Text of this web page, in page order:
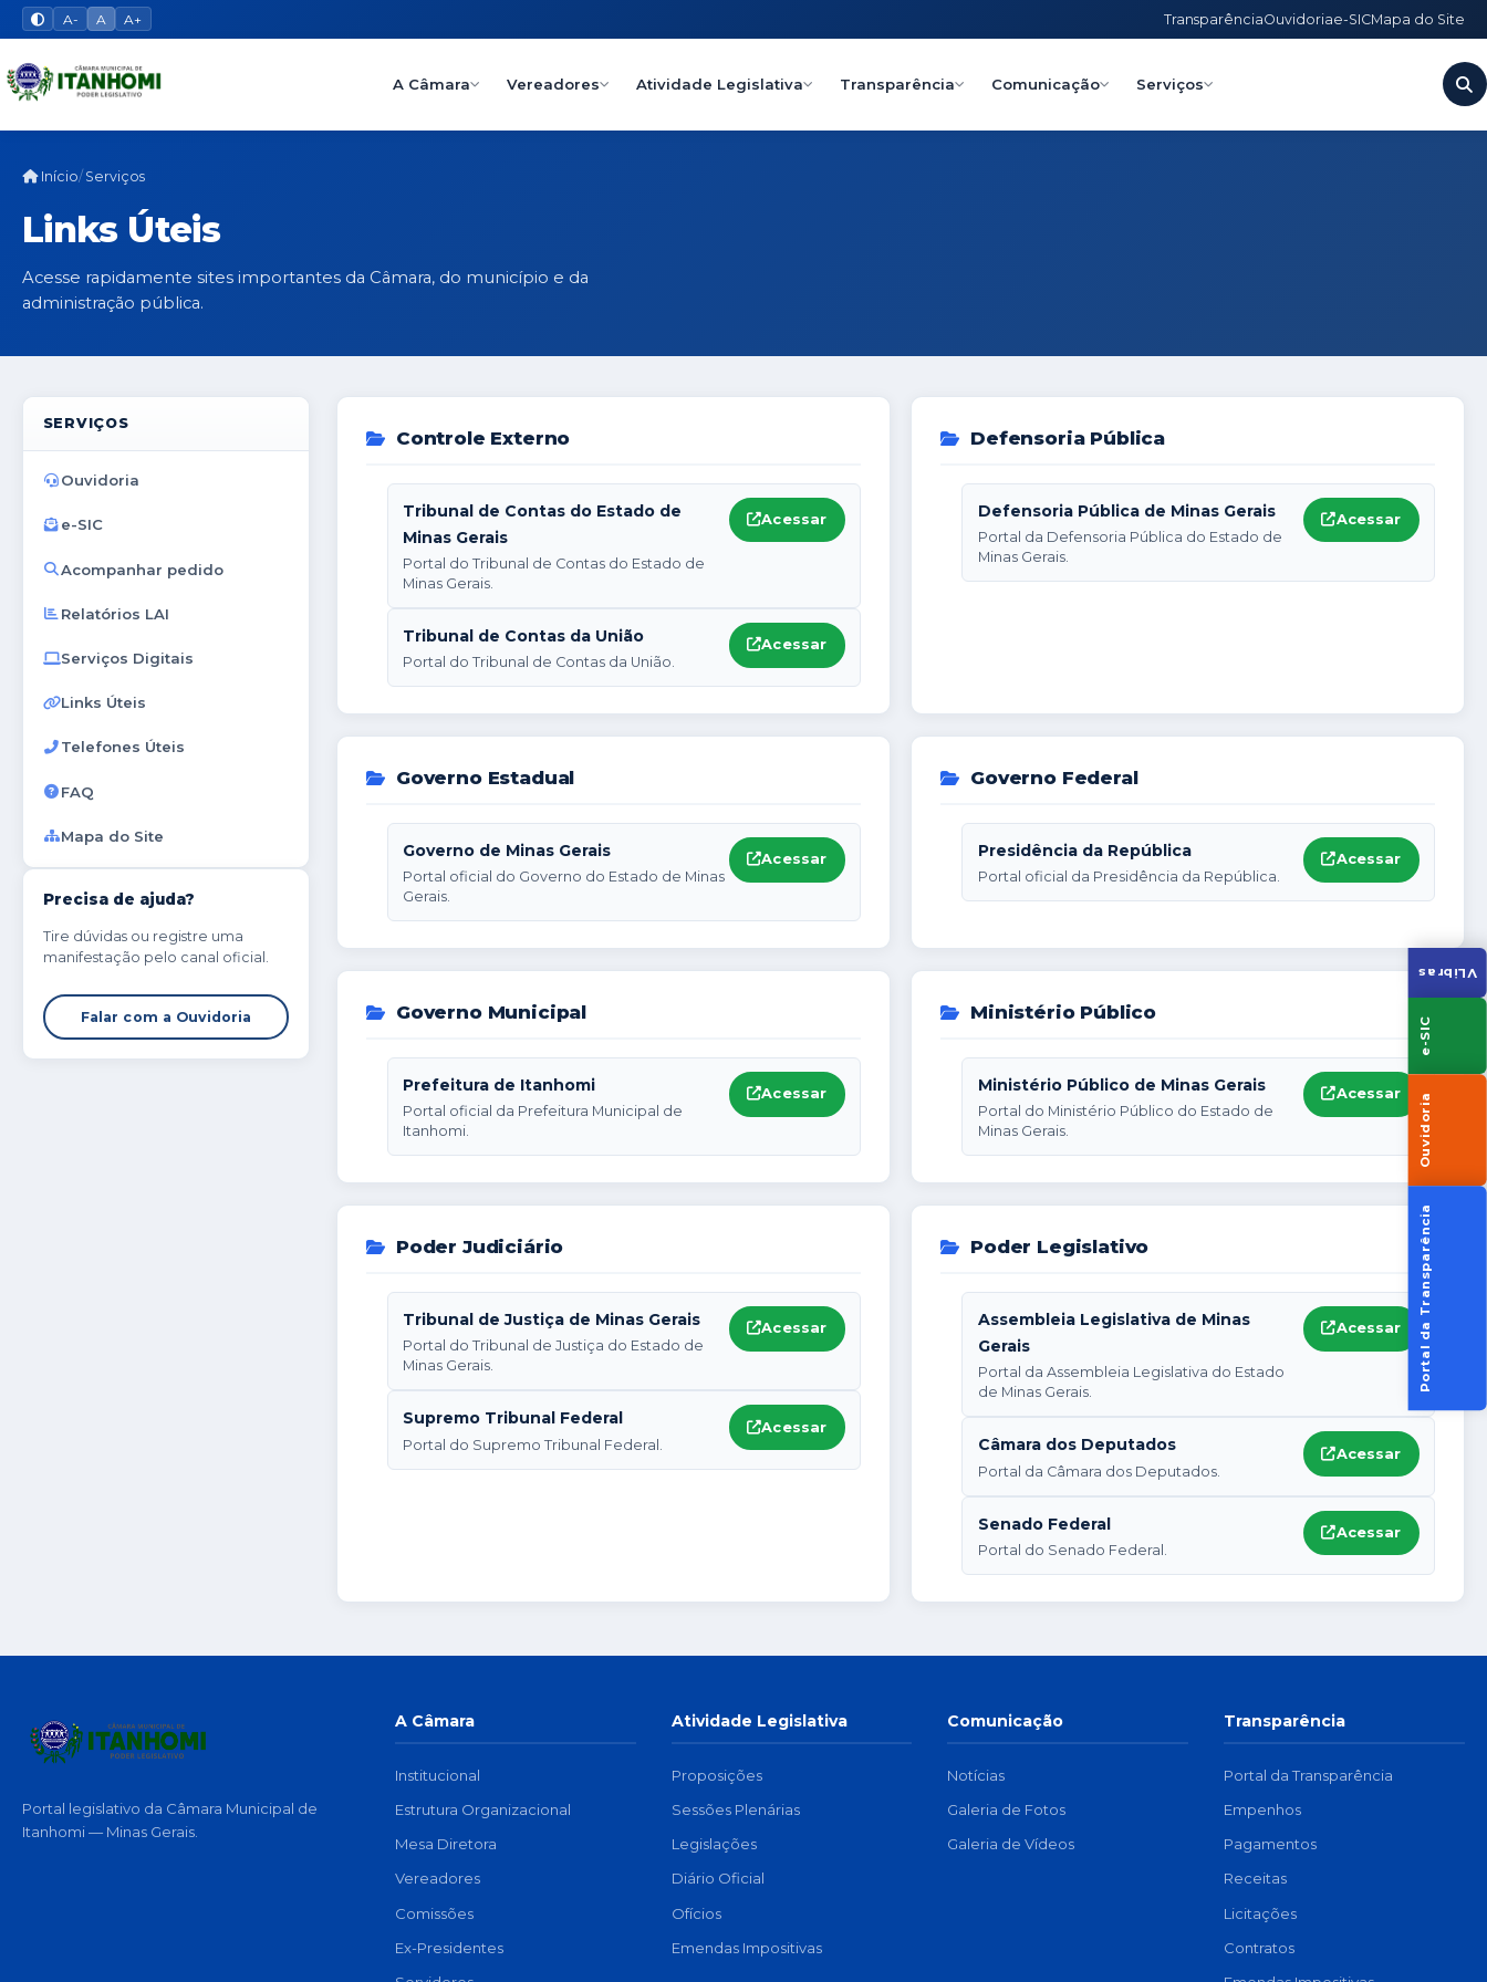
A- A A+ TransparênciaOuvidoriae-SICMapa do Site
A Câmara Vereadores Atividade Legislativa Transparência Comunicação Serviços
VLibras
e-SIC
Ouvidoria
Portal da Transparência
Início Serviços
Links Úteis
Acesse rapidamente sites importantes da Câmara, do município e da
administração pública.
SERVIÇOS
Ouvidoria
e-SIC
Acompanhar pedido
Relatórios LAI
Serviços Digitais
Links Úteis
Telefones Úteis
FAQ
Mapa do Site
Precisa de ajuda?
Tire dúvidas ou registre uma
manifestação pelo canal oficial.
Falar com a Ouvidoria
Controle Externo
Tribunal de Contas do Estado de
Minas Gerais
Portal do Tribunal de Contas do Estado de
Minas Gerais.
Acessar
Tribunal de Contas da União
Portal do Tribunal de Contas da União.
Acessar
Defensoria Pública
Defensoria Pública de Minas Gerais
Portal da Defensoria Pública do Estado de
Minas Gerais.
Acessar
Governo Estadual
Governo de Minas Gerais
Portal oficial do Governo do Estado de Minas
Gerais.
Acessar
Governo Federal
Presidência da República
Portal oficial da Presidência da República.
Acessar
Governo Municipal
Prefeitura de Itanhomi
Portal oficial da Prefeitura Municipal de
Itanhomi.
Acessar
Ministério Público
Ministério Público de Minas Gerais
Portal do Ministério Público do Estado de
Minas Gerais.
Acessar
Poder Judiciário
Tribunal de Justiça de Minas Gerais
Portal do Tribunal de Justiça do Estado de
Minas Gerais.
Acessar
Supremo Tribunal Federal
Portal do Supremo Tribunal Federal.
Acessar
Poder Legislativo
Assembleia Legislativa de Minas
Gerais
Portal da Assembleia Legislativa do Estado
de Minas Gerais.
Acessar
Câmara dos Deputados
Portal da Câmara dos Deputados.
Acessar
Senado Federal
Portal do Senado Federal.
Acessar
Portal legislativo da Câmara Municipal de
Itanhomi — Minas Gerais.
A Câmara
Institucional
Estrutura Organizacional
Mesa Diretora
Vereadores
Comissões
Ex-Presidentes
Atividade Legislativa
Proposições
Sessões Plenárias
Legislações
Diário Oficial
Ofícios
Emendas Impositivas
Comunicação
Notícias
Galeria de Fotos
Galeria de Vídeos
Transparência
Portal da Transparência
Empenhos
Pagamentos
Receitas
Licitações
Contratos